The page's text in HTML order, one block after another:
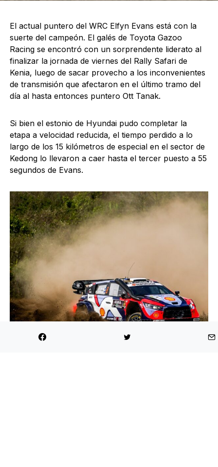
El actual puntero del WRC Elfyn Evans está con la
suerte del campeón. El galés de Toyota Gazoo
Racing se encontró con un sorprendente liderato al
finalizar la jornada de viernes del Rally Safari de
Kenia, luego de sacar provecho a los inconvenientes
de transmisión que afectaron en el último tramo del
día al hasta entonces puntero Ott Tanak.
Si bien el estonio de Hyundai pudo completar la
etapa a velocidad reducida, el tiempo perdido a lo
largo de los 15 kilómetros de especial en el sector de
Kedong lo llevaron a caer hasta el tercer puesto a 55
segundos de Evans.